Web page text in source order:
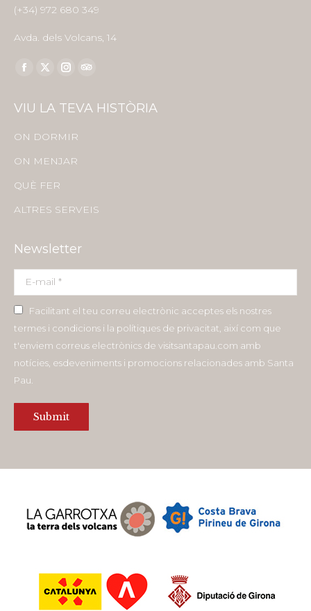
(+34) 972 680 349
Avda. dels Volcans, 14
Find us on:
Facebook
opens
window
X
opens
window
Instagram
opens
window
TripAdvisor
opens
VIU LA TEVA HISTÒRIA
ON DORMIR
ON MENJAR
QUÈ FER
ALTRES SERVEIS
Newsletter
E-mail *
Facilitant el teu correu electrònic acceptes els nostres
termes i condicions i la polítiques de privacitat, així com que
t'enviem correus electrònics de visitsantapau.com amb
notícies, esdeveniments i promocions relacionades amb Santa
Pau.
Submit